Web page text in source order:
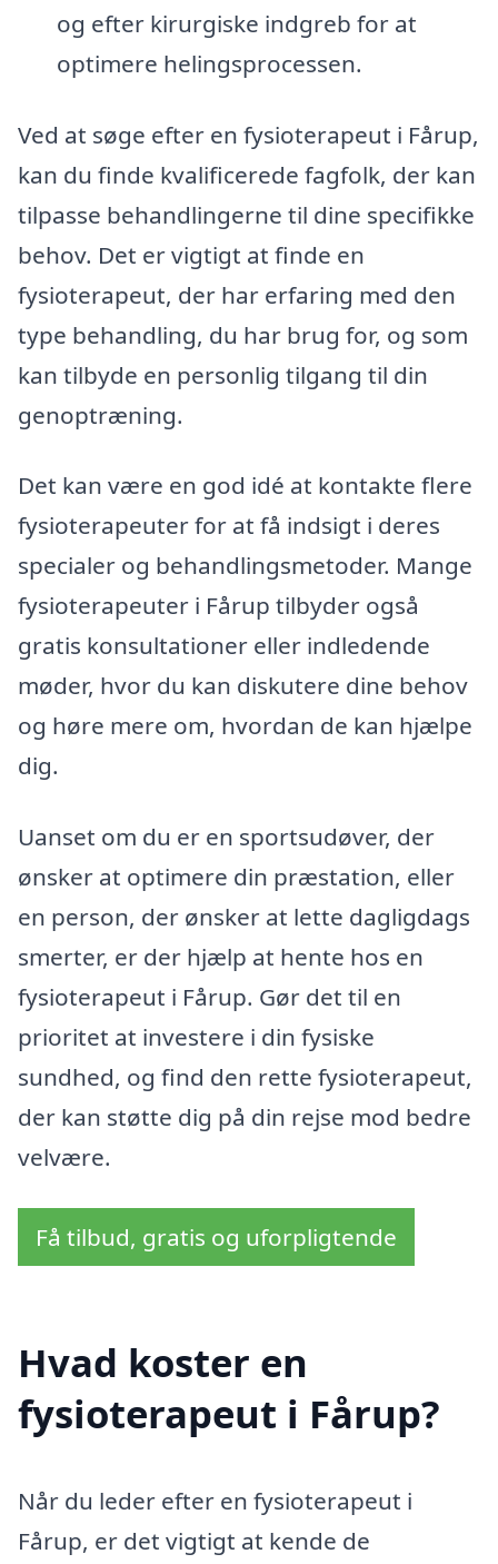
og efter kirurgiske indgreb for at
optimere helingsprocessen.
Ved at søge efter en fysioterapeut i Fårup,
kan du finde kvalificerede fagfolk, der kan
tilpasse behandlingerne til dine specifikke
behov. Det er vigtigt at finde en
fysioterapeut, der har erfaring med den
type behandling, du har brug for, og som
kan tilbyde en personlig tilgang til din
genoptræning.
Det kan være en god idé at kontakte flere
fysioterapeuter for at få indsigt i deres
specialer og behandlingsmetoder. Mange
fysioterapeuter i Fårup tilbyder også
gratis konsultationer eller indledende
møder, hvor du kan diskutere dine behov
og høre mere om, hvordan de kan hjælpe
dig.
Uanset om du er en sportsudøver, der
ønsker at optimere din præstation, eller
en person, der ønsker at lette dagligdags
smerter, er der hjælp at hente hos en
fysioterapeut i Fårup. Gør det til en
prioritet at investere i din fysiske
sundhed, og find den rette fysioterapeut,
der kan støtte dig på din rejse mod bedre
velvære.
Få tilbud, gratis og uforpligtende
Hvad koster en
fysioterapeut i Fårup?
Når du leder efter en fysioterapeut i
Fårup, er det vigtigt at kende de